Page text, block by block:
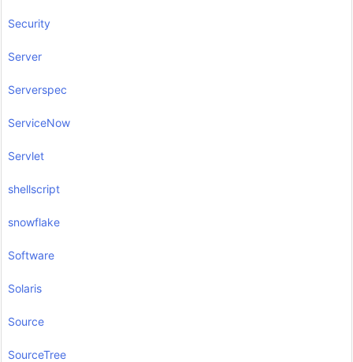
Security
Server
Serverspec
ServiceNow
Servlet
shellscript
snowflake
Software
Solaris
Source
SourceTree